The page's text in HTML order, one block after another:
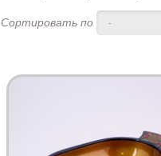
Сортировать по -